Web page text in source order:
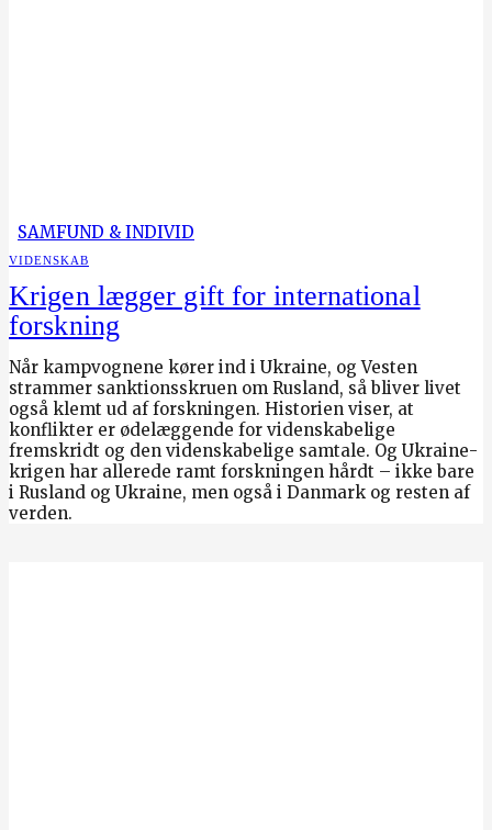
SAMFUND & INDIVID
VIDENSKAB
Krigen lægger gift for international
forskning
Når kampvognene kører ind i Ukraine, og Vesten
strammer sanktionsskruen om Rusland, så bliver livet
også klemt ud af forskningen. Historien viser, at
konflikter er ødelæggende for videnskabelige
fremskridt og den videnskabelige samtale. Og Ukraine-
krigen har allerede ramt forskningen hårdt – ikke bare
i Rusland og Ukraine, men også i Danmark og resten af
verden.